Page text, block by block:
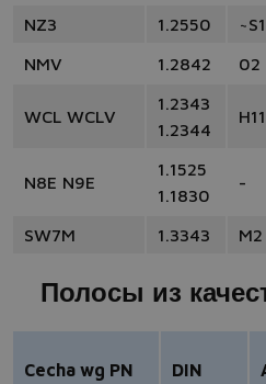
NZ3
1.2550 ~S1
NMV
1.2842 02
WCL WCLV
1.2343
1.2344
N8E N9E
1.1525
1.1830
-
SW7M 1.3343 M2
Полосы из
Cecha wg PN DIN